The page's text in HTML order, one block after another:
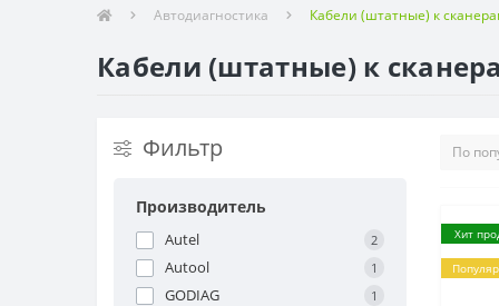
Автодиагностика Кабели (штатные) к
Кабели (штатные) к
Фильтр
Производитель
Autel 2
Autool 1
GODIAG 1
Хит